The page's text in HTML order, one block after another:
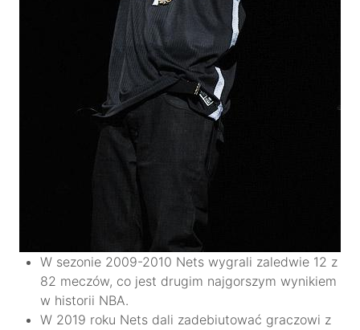
W sezonie 2009-2010 Nets wygrali zaledwie 12 z
82 meczów, co jest drugim najgorszym wynikiem
w historii NBA.
W 2019 roku Nets dali zadebiutować graczowi z